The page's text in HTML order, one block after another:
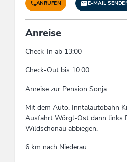
ANRUFEN E-MAIL
Anreise
Check-In ab 13:00
Check-Out bis 10:00
Anreise zur Pension Sonja :
Mit dem Auto, Inntalautobahn
Ausfahrt Wörgl-Ost dann links
Wildschönau abbiegen.
6 km nach Niederau.